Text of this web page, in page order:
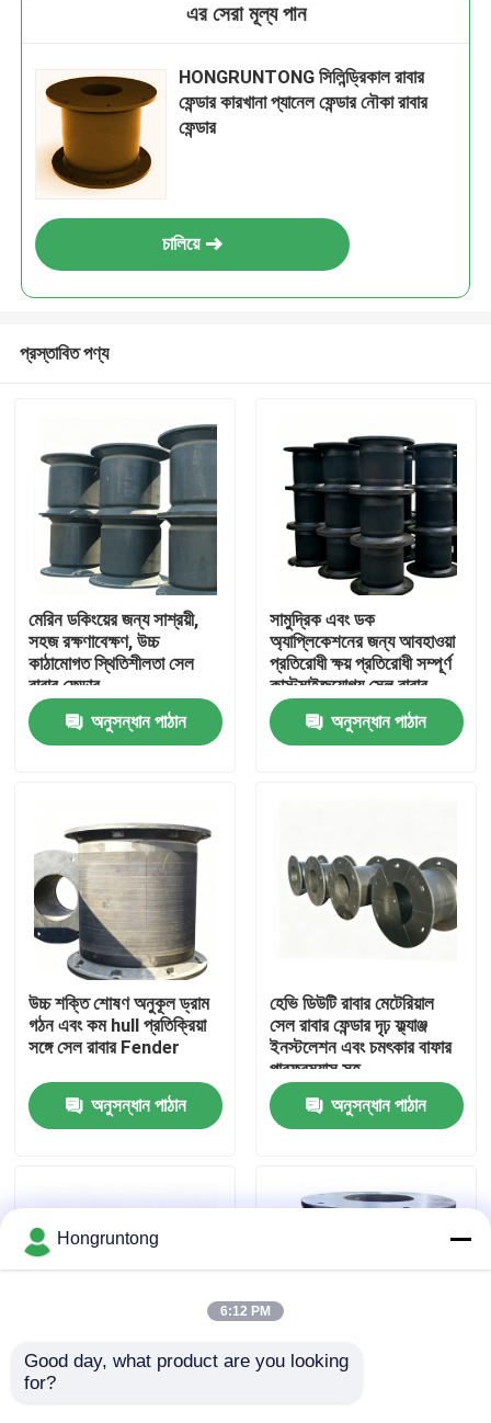
পণ্য
ভিডিও
আমাদের সম্পর্কে
গুণমান নিয়ন্ত্রণ
উদ্ধৃতির জন্য আবেদন
ডক রাবার ফেন্ডার
এর সেরা মূল্য পান
HONGRUNTONG সিলিন্ড্রিকাল রাবার
ফেন্ডার কারখানা প্যানেল ফেন্ডার নৌকা রাবার
ফেন্ডার
চালিয়ে
প্রস্তাবিত পণ্য
মেরিন ডকিংয়ের জন্য সাশ্রয়ী,
সহজ রক্ষণাবেক্ষণ, উচ্চ
কাঠামোগত স্থিতিশীলতা সেল
রাবার ফেন্ডার
অনুসন্ধান পাঠান
সামুদ্রিক এবং ডক
অ্যাপ্লিকেশনের জন্য আবহাওয়া
প্রতিরোধী ক্ষয় প্রতিরোধী সম্পূর্ণ
কাস্টমাইজযোগ্য সেল রাবার
ফেন্ডার
অনুসন্ধান পাঠান
উচ্চ শক্তি শোষণ অনুকূল ড্রাম
গঠন এবং কম hull প্রতিক্রিয়া
সঙ্গে সেল রাবার Fender
অনুসন্ধান পাঠান
হেভি ডিউটি রাবার মেটেরিয়াল
সেল রাবার ফেন্ডার দৃঢ় ফ্ল্যাঞ্জ
ইনস্টলেশন এবং চমৎকার বাফার
পারফরম্যান্স সহ
অনুসন্ধান পাঠান
মেরিন এবং ডক অ্যাপ্লিকেশনের
Hongruntong
6:12 PM
Good day, what product are you looking
for?